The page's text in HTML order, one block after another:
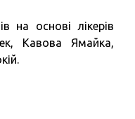
на основі лікерів
Кавова Ямайка,